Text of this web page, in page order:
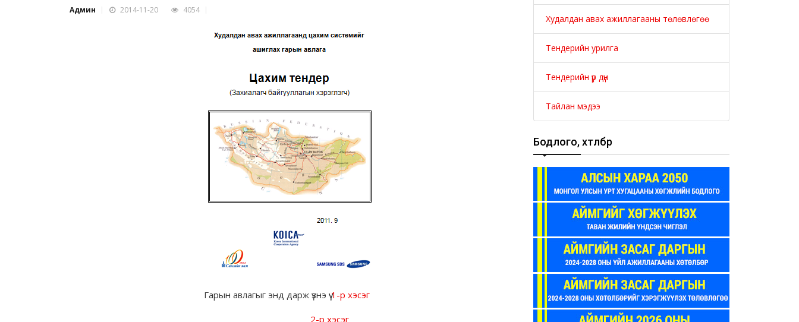
Админ 2014-11-20 4054
Гарын авлагыг энд дарж үзнэ үү1-р хэсэг
2-р хэсэг
Худалдан авах ажиллагааны төлөвлөгөө
Тендерийн урилга
Тендерийн үр дүн
Тайлан мэдээ
Бодлого, хөтөлбөр